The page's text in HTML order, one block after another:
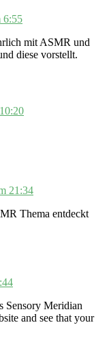
6:55
mit ASMR und
diese vorstellt.
21:34
Thema entdeckt
Sensory Meridian
and see that your